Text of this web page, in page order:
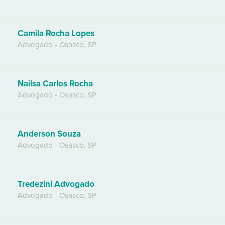
Camila Rocha Lopes
Advogado - Osasco, SP
Nailsa Carlos Rocha
Advogado - Osasco, SP
Anderson Souza
Advogado - Osasco, SP
Tredezini Advogado
Advogado - Osasco, SP